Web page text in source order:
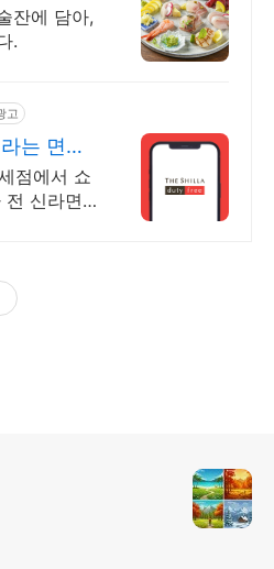
잔에 담아,
.
고
는 면세
점에서 쇼
신라면